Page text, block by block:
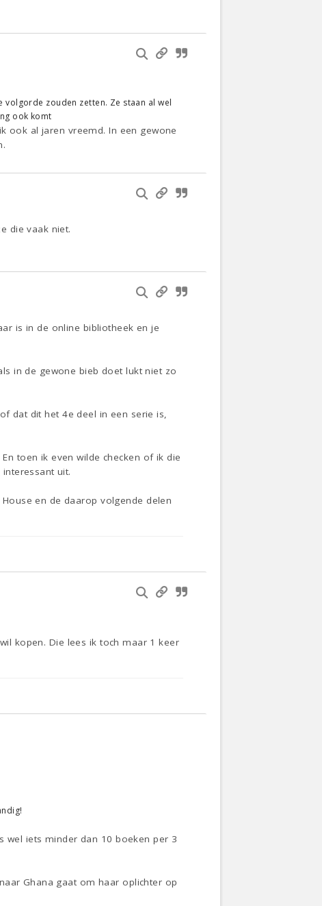
zouden zetten. Ze staan al wel
ook komt
ook al jaren vreemd. In een gewone
die vaak niet.
is in de online bibliotheek en je
in de gewone bieb doet lukt niet zo
dat dit het 4e deel in een serie is,
toen ik even wilde checken of ik die
uit.
en de daarop volgende delen
kopen. Die lees ik toch maar 1 keer
wel iets minder dan 10 boeken per 3
Ghana gaat om haar oplichter op